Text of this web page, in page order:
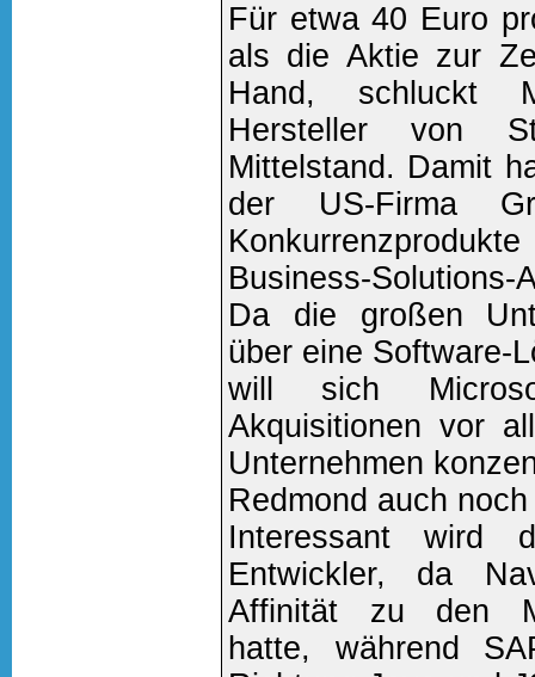
Für etwa 40 Euro
als die Aktie zur
Hand, schluckt
Hersteller von
Mittelstand. Damit
der US-Firma
Business-Solutions-
Da die großen
über eine Software-
will sich
Akquisitionen vor
Unternehmen
Redmond auch
Interessant wird
Entwickler, da
Affinität zu den
hatte, während